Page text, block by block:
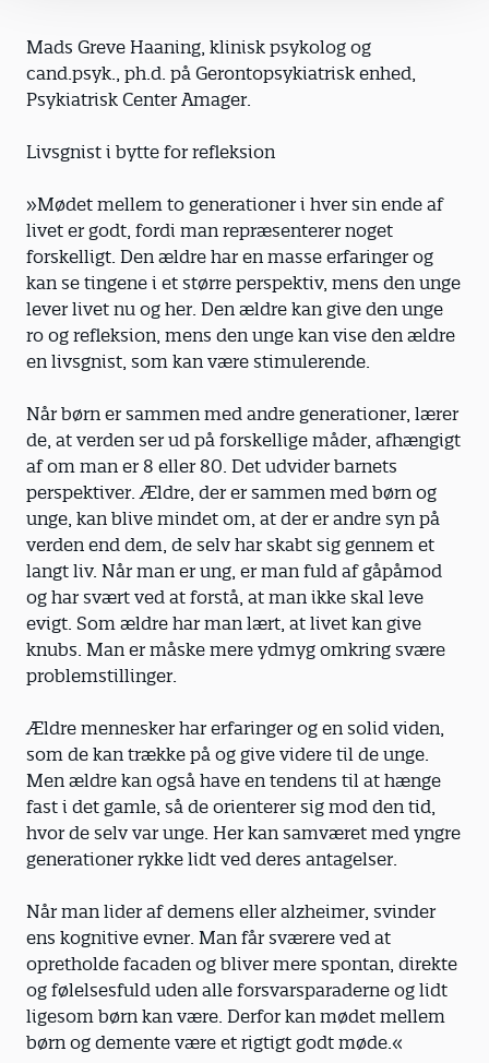
Mads Greve Haaning, klinisk psykolog og
cand.psyk., ph.d. på Gerontopsykiatrisk enhed,
Psykiatrisk Center Amager.
Livsgnist i bytte for refleksion
»Mødet mellem to generationer i hver sin ende af
livet er godt, fordi man repræsenterer noget
forskelligt. Den ældre har en masse erfaringer og
kan se tingene i et større perspektiv, mens den unge
lever livet nu og her. Den ældre kan give den unge
ro og refleksion, mens den unge kan vise den ældre
en livsgnist, som kan være stimulerende.
Når børn er sammen med andre generationer, lærer
de, at verden ser ud på forskellige måder, afhængigt
af om man er 8 eller 80. Det udvider barnets
perspektiver. Ældre, der er sammen med børn og
unge, kan blive mindet om, at der er andre syn på
verden end dem, de selv har skabt sig gennem et
langt liv. Når man er ung, er man fuld af gåpåmod
og har svært ved at forstå, at man ikke skal leve
evigt. Som ældre har man lært, at livet kan give
knubs. Man er måske mere ydmyg omkring svære
problemstillinger.
Ældre mennesker har erfaringer og en solid viden,
som de kan trække på og give videre til de unge.
Men ældre kan også have en tendens til at hænge
fast i det gamle, så de orienterer sig mod den tid,
hvor de selv var unge. Her kan samværet med yngre
generationer rykke lidt ved deres antagelser.
Når man lider af demens eller alzheimer, svinder
ens kognitive evner. Man får sværere ved at
opretholde facaden og bliver mere spontan, direkte
og følelsesfuld uden alle forsvarsparaderne og lidt
ligesom børn kan være. Derfor kan mødet mellem
børn og demente være et rigtigt godt møde.«